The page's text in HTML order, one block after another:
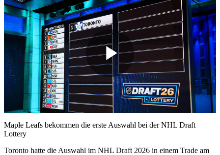
Play
Video
Maple Leafs bekommen die erste Auswahl bei der NHL Draft
Lottery
Toronto hatte die Auswahl im NHL Draft 2026 in einem Trade am